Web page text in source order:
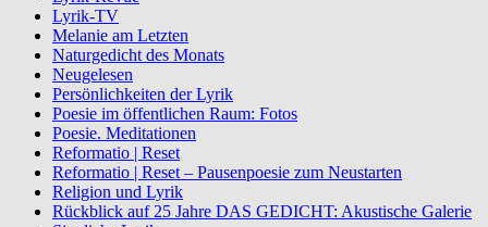
Lyrik-TV
Melanie am Letzten
Naturgedicht des Monats
Neugelesen
Persönlichkeiten der Lyrik
Poesie im öffentlichen Raum: Fotos
Poesie. Meditationen
Reformatio | Reset
Reformatio | Reset – Pausenpoesie zum Neustarten
Religion und Lyrik
Rückblick auf 25 Jahre DAS GEDICHT: Akustische Galerie